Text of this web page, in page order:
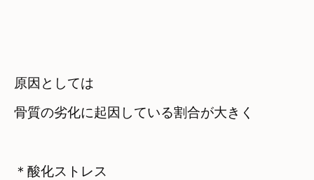
原因としては
骨質の劣化に起因している割合が大きく
＊酸化ストレス